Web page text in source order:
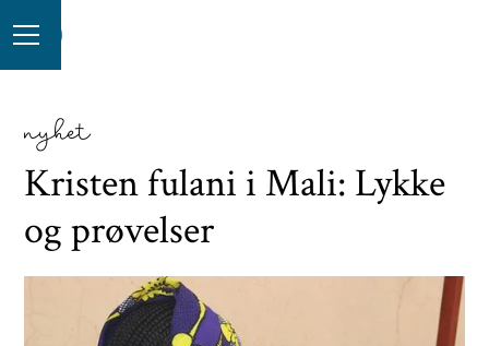
nyhet
Kristen fulani i Mali: Lykke
og prøvelser